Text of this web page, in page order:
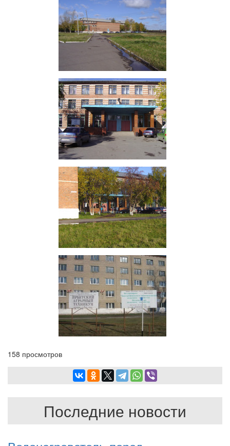
158 просмотров
Последние новости